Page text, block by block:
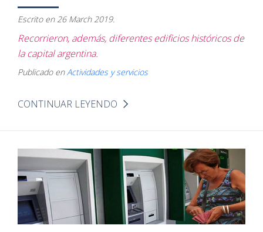
Escrito en 26 March 2019.
Recorrieron, además, diferentes edificios históricos de
la capital argentina.
Publicado enActividades y servicios
CONTINUAR LEYENDO